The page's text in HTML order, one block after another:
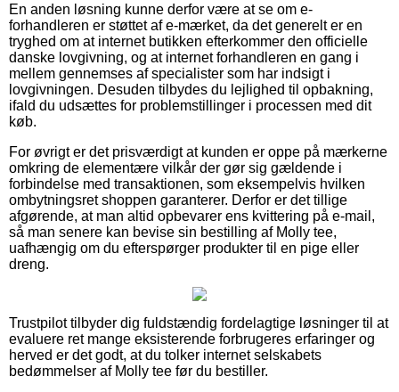
En anden løsning kunne derfor være at se om e-
forhandleren er støttet af e-mærket, da det generelt er en
tryghed om at internet butikken efterkommer den officielle
danske lovgivning, og at internet forhandleren en gang i
mellem gennemses af specialister som har indsigt i
lovgivningen. Desuden tilbydes du lejlighed til opbakning,
ifald du udsættes for problemstillinger i processen med dit
køb.
For øvrigt er det prisværdigt at kunden er oppe på mærkerne
omkring de elementære vilkår der gør sig gældende i
forbindelse med transaktionen, som eksempelvis hvilken
ombytningsret shoppen garanterer. Derfor er det tillige
afgørende, at man altid opbevarer ens kvittering på e-mail,
så man senere kan bevise sin bestilling af Molly tee,
uafhængig om du efterspørger produkter til en pige eller
dreng.
Trustpilot tilbyder dig fuldstændig fordelagtige løsninger til at
evaluere ret mange eksisterende forbrugeres erfaringer og
herved er det godt, at du tolker internet selskabets
bedømmelser af Molly tee før du bestiller.